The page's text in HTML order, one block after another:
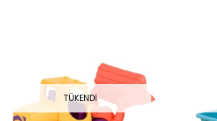
TÜKENDI